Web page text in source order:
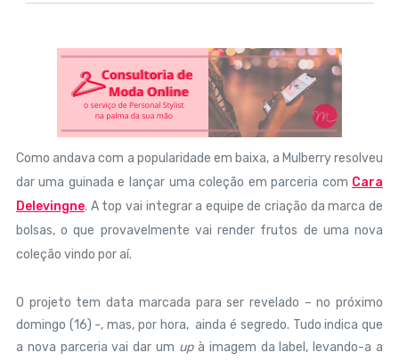
Como andava com a popularidade em baixa, a Mulberry resolveu
dar uma guinada e lançar uma coleção em parceria com Cara
Delevingne. A top vai integrar a equipe de criação da marca de
bolsas, o que provavelmente vai render frutos de uma nova
coleção vindo por aí.
O projeto tem data marcada para ser revelado – no próximo
domingo (16) -, mas, por hora, ainda é segredo. Tudo indica que
a nova parceria vai dar um upà imagem da label, levando-a a